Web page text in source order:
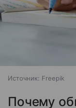
Источник: Freepik
Почему